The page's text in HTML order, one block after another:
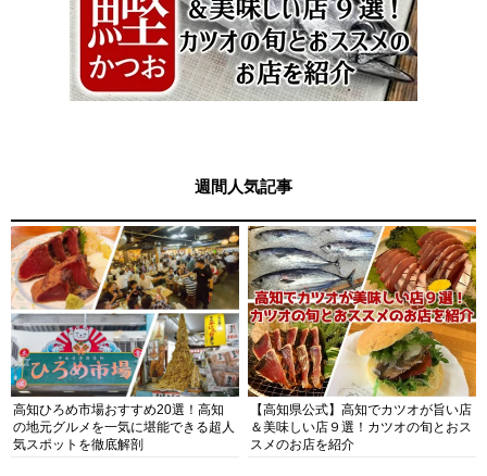
週間人気記事
高知ひろめ市場おすすめ20選！高知
の地元グルメを一気に堪能できる超人
気スポットを徹底解剖
【高知県公式】高知でカツオが旨い店
＆美味しい店９選！カツオの旬とおス
スメのお店を紹介